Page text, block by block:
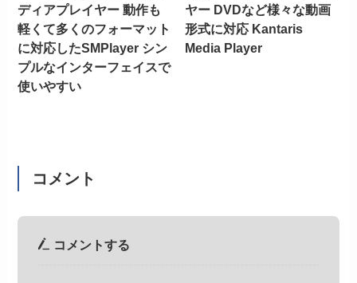
ディアプレイヤー 動作も
軽くて多くのフォーマット
に対応したSMPlayer シン
プルなインターフェイスで
使いやすい
ヤー DVDなど様々な動画
形式に対応 Kantaris
Media Player
コメント
コメントする